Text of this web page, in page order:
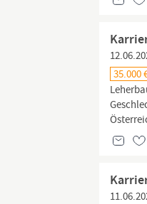
35.000